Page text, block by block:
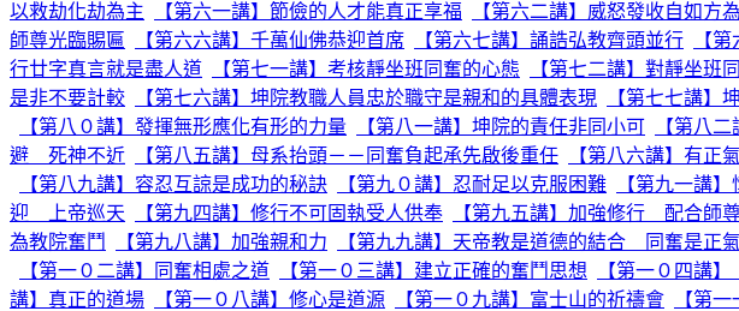
以救劫化劫為主
【第六一講】節儉的人才能真正享福 【第六二講】威怒發收自如方
師尊光臨賜匾
【第六六講】千萬仙佛恭迎首席 【第六七講】誦誥弘教齊頭並行 【
行廿字真言就是盡人道
【第七一講】考核靜坐班同奮的心態 【第七二講】對靜坐班
是非不要計較
【第七六講】坤院教職人員忠於職守是親和的具體表現 【第七七講
【第八０講】發揮無形應化有形的力量
【第八一講】坤院的責任非同小可 【第八
避 死神不近
【第八五講】母系抬頭－－同奮負起承先啟後重任 【第八六講】有
【第八九講】容忍互諒是成功的秘訣
【第九０講】忍耐足以克服困難 【第九一講
迎 上帝巡天
【第九四講】修行不可固執受人供奉 【第九五講】加強修行 配合師
為教院奮鬥
【第九八講】加強親和力 【第九九講】天帝教是道德的結合 同奮是正
【第一０二講】同奮相處之道
【第一０三講】建立正確的奮鬥思想 【第一０四講
講】真正的道場
【第一０八講】修心是道源 【第一０九講】富士山的祈禱會 【第